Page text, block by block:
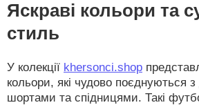
Яскраві кольори та
стиль
У колекції khersonci.shop
кольори, які чудово поєднуються
шортами та спідницями. Такі